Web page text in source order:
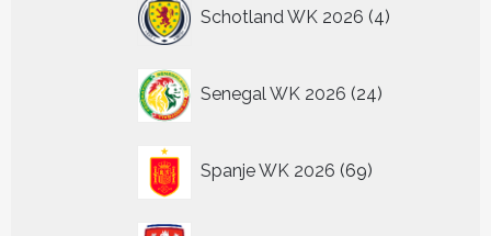
Schotland WK 2026 4
producten
Senegal WK 2026 24
producten
Spanje WK 2026 69
producten